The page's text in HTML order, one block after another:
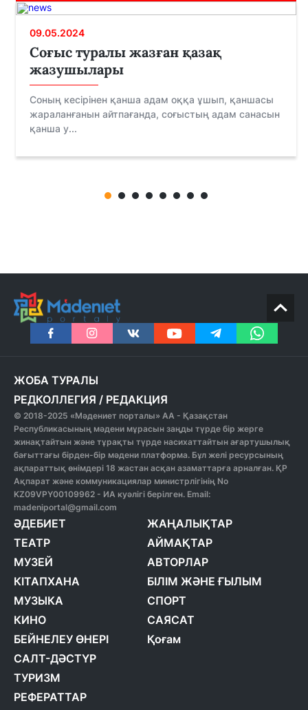
09.05.2024
Соғыс туралы жазған қазақ
жазушылары
Соның кесірінен қанша адам оққа ұшып, қаншасы
жараланғанын айтпағанда, соғыстың адам санасын
қанша у...
ЖОБА ТУРАЛЫ
РЕДКОЛЛЕГИЯ / РЕДАКЦИЯ
© 2018-2025 «Мәдениет порталы» АА - Қазақстан
Республикасының мәдени мұрасын заңды түрде бір жерге
жинақтайтын және тұрақты түрде насихаттайтын ағартушылық
бағыттағы бірден-бір мәдени платформа. Бұл желі ресурсының
ақпараттық өнімдері 18 жастан асқан азаматтарға арналған. ҚР
Ақпарат және коммуникациялар министрлігінің No
KZ09VPY00109962 - ИА куәлігі берілген. Email:
madeniportal@gmail.com
ӘДЕБИЕТ
ТЕАТР
МУЗЕЙ
КІТАПХАНА
МУЗЫКА
КИНО
БЕЙНЕЛЕУ ӨНЕРІ
САЛТ-ДӘСТҮР
ТУРИЗМ
РЕФЕРАТТАР
ЖАҢАЛЫҚТАР
АЙМАҚТАР
АВТОРЛАР
БІЛІМ ЖӘНЕ ҒЫЛЫМ
СПОРТ
САЯСАТ
Қоғам